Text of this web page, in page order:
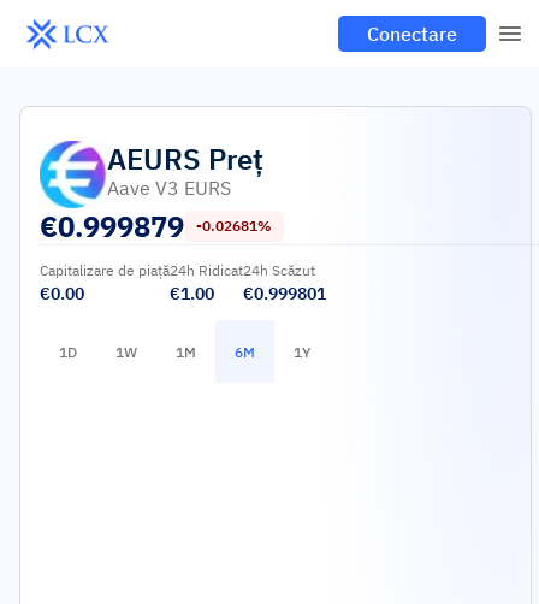
Conectare
AEURS Preț
Aave V3 EURS
€0.999879 -0.02681%
Capitalizare de piață
€0.00
24h Ridicat
€1.00
24h Scăzut
€0.999801
1D 1W 1M 6M 1Y